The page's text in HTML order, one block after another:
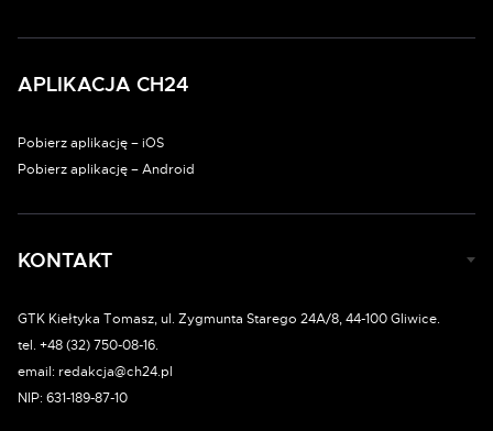
APLIKACJA CH24
Pobierz aplikację – iOS
Pobierz aplikację – Android
KONTAKT
GTK Kiełtyka Tomasz, ul. Zygmunta Starego 24A/8, 44-100 Gliwice.
tel. +48 (32) 750-08-16.
email: redakcja@ch24.pl
NIP: 631-189-87-10